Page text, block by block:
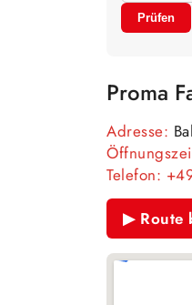
Prüfen
Proma
Adresse:
Telefon:
▶ Route